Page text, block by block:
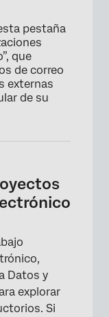
×
pestaña
que
de correo
externas
de su
Datos y
explorar
Si